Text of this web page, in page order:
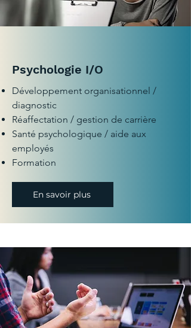
Psychologie I/O
Développement organisationnel /
diagnostic
Réaffectation / gestion de carrière
Santé psychologique / aide aux
employés
Formation
En savoir plus